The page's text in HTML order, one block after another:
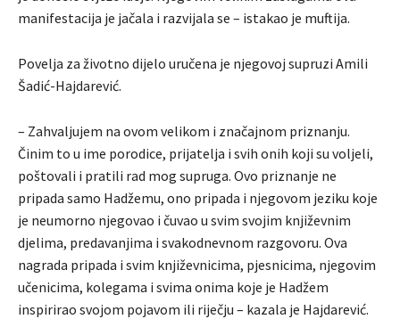
manifestacija je jačala i razvijala se – istakao je muftija.
Povelja za životno dijelo uručena je njegovoj supruzi Amili
Šadić-Hajdarević.
– Zahvaljujem na ovom velikom i značajnom priznanju.
Činim to u ime porodice, prijatelja i svih onih koji su voljeli,
poštovali i pratili rad mog supruga. Ovo priznanje ne
pripada samo Hadžemu, ono pripada i njegovom jeziku koje
je neumorno njegovao i čuvao u svim svojim književnim
djelima, predavanjima i svakodnevnom razgovoru. Ova
nagrada pripada i svim književnicima, pjesnicima, njegovim
učenicima, kolegama i svima onima koje je Hadžem
inspirirao svojom pojavom ili riječju – kazala je Hajdarević.